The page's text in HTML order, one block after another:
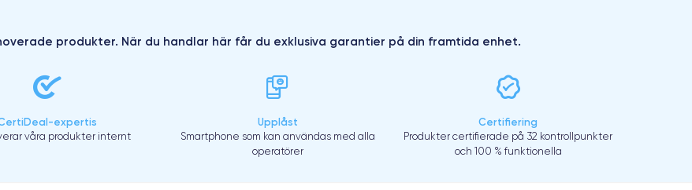
produkter. När du handlar här får du exklusiva garantier på din framtida enhet.
expertis
våra produkter internt
Upplåst
Smartphone som kan användas med alla
operatörer
Certifiering
Produkter certifierade på 32 kontrollpunkter
och 100 % funktionella